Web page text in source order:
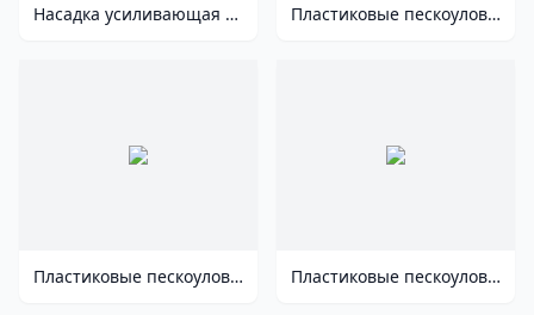
Насадка усиливающая для лотков водоотводных Gidrolica® Standart DN100, кл. C250 Пластиковые пескоуловители Gidrolica® Standart Plus DN150/200, кл. C250 арт 8284
Пластиковые пескоуловители Gidrolica® Standart DN150/200, кл. C250 арт 828 Пластиковые пескоуловители Gidrolica® Standart DN100, кл. C250 арт 808